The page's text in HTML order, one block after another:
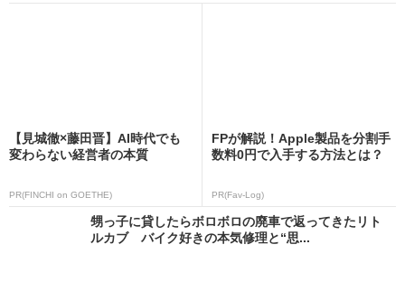
【見城徹×藤田晋】AI時代でも
変わらない経営者の本質
PR(FINCHI on GOETHE)
FPが解説！Apple製品を分割手
数料0円で入手する方法とは？
PR(Fav-Log)
甥っ子に貸したらボロボロの廃車で返ってきたリト
ルカブ バイク好きの本気修理と“思...